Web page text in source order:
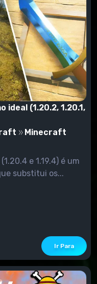
ideal (1.20.2, 1.20.1,
Minecraft
e 1.19.4) é um
substitui os...
Ir Para